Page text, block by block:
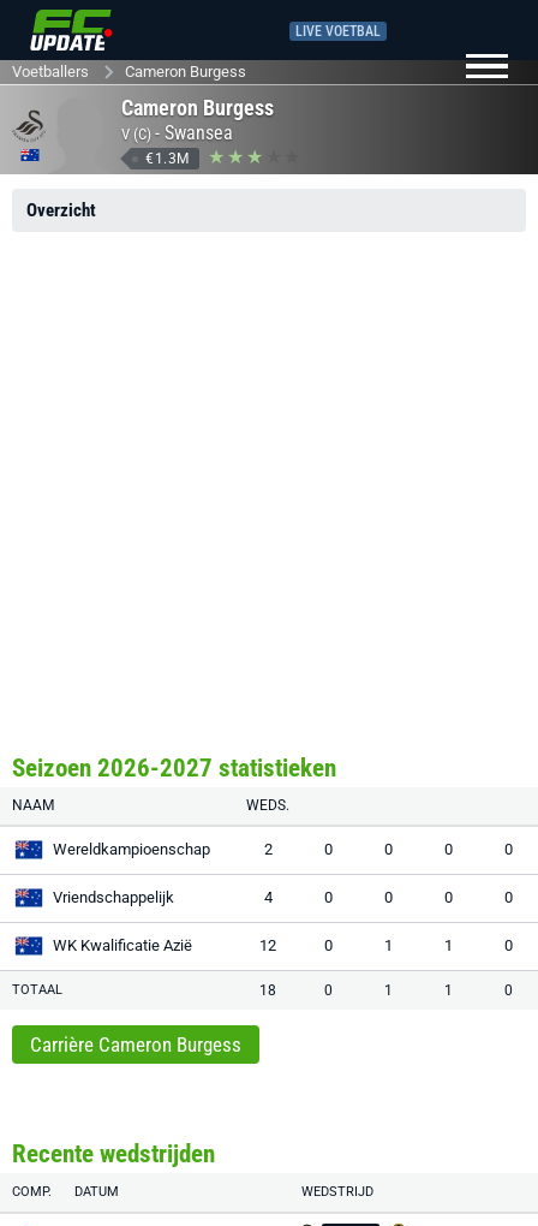
LIVE VOETBAL
Voetballers Cameron Burgess
Cameron Burgess
V (C) - Swansea
€1.3M
Overzicht
Seizoen 2026-2027 statistieken
NAAM WEDS.
Wereldkampioenschap 2 0 0 0 0
Vriendschappelijk 4 0 0 0 0
WK Kwalificatie Azië 12 0 1 1 0
TOTAAL 18 0 1 1 0
Carrière Cameron Burgess
Recente wedstrijden
COMP. DATUM WEDSTRIJD